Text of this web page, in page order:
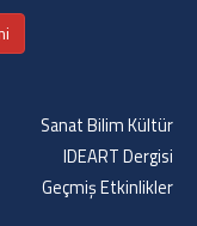
Sanat Bilim Kültür
IDEART Dergisi
Geçmiş Etkinlikler